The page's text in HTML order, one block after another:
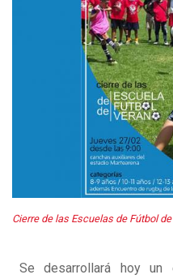
Cierre de las Escuelas de Fútbol
Se desarrollará hoy